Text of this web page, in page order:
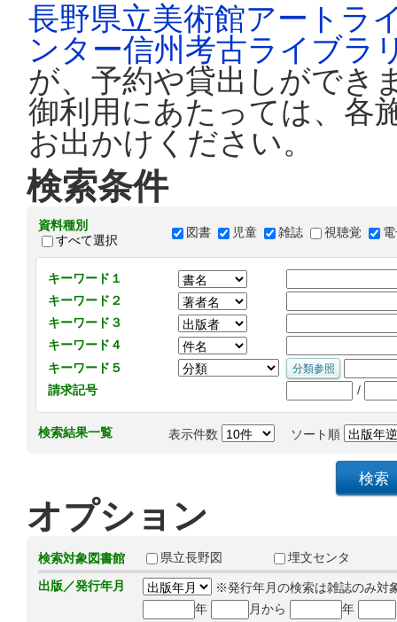
長野県立美術館アートラ
ンター信州考古ライブラ
が、予約や貸出しができ
御利用にあたっては、各
お出かけください。
検索条件
資料種別
すべて選択
図書 児童 雑誌 視聴覚
キーワード１
キーワード２
キーワード３
キーワード４
キーワード５
請求記号
/
検索結果一覧 表示件数 ソート順
オプション
検索対象図書館 県立長野図
埋文センタ
出版／発行年月
※発行年月の検索は雑誌のみ対
年
月から 年